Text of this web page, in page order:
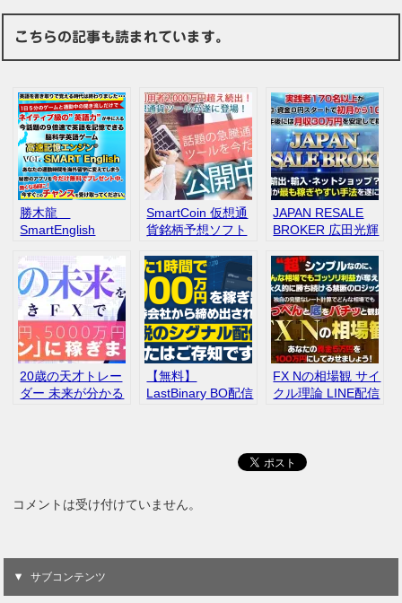
こちらの記事も読まれています。
勝木龍
SmartEnglish
SmartCoin 仮想通
貨銘柄予想ソフト
JAPAN RESALE
BROKER 広田光輝
口コミ レビュー
20歳の天才トレー
ダー 未来が分かる
【無料】
LastBinary BO配信
FX Nの相場観 サイ
クル理論 LINE配信
コメントは受け付けていません。
サブコンテンツ